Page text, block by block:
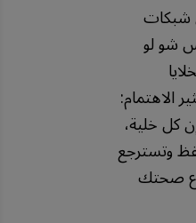
شبكات
شو لو
الاهتمام:
كل خلية،
وتسترجع
ع صحتك